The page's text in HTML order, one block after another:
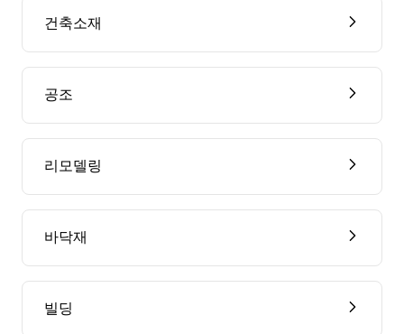
건축소재
공조
리모델링
바닥재
빌딩